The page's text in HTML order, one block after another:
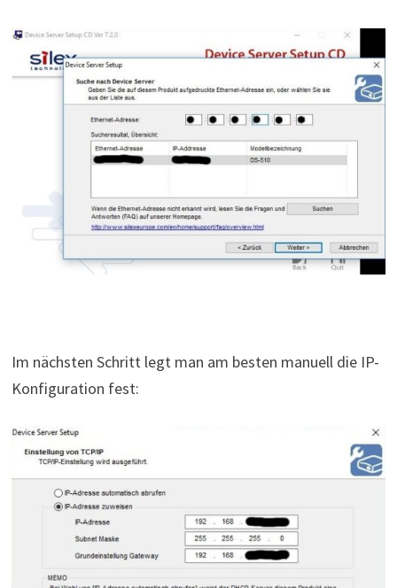
Im nächsten Schritt legt man am besten manuell die IP-
Konfiguration fest: